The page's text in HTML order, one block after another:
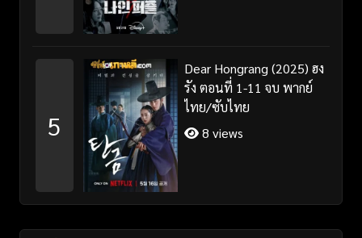
5
Dear Hongrang (2025) ฮง
รัง ตอนที่ 1-11 จบ พากย์
ไทย/ซับไทย
8 views